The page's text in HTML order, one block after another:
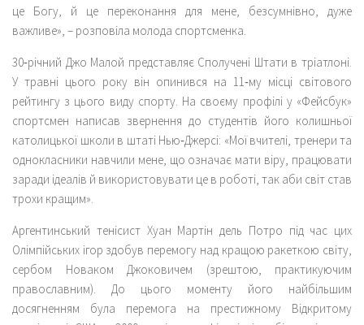
це Богу, й це переконання для мене, безсумнівно, дуже
важливе», – розповіла молода спортсменка.
30‑річний Джо Малой представляє Сполучені Штати в тріатлоні.
У травні цього року він опинився на 11‑му місці світового
рейтингу з цього виду спорту. На своєму профілі у «Фейсбук»
спортсмен написав звернення до студентів його колишньої
католицької школи в штаті Нью‑Джерсі: «Мої вчителі, тренери та
однокласники навчили мене, що означає мати віру, працювати
заради ідеалів й використовувати це в роботі, так аби світ став
трохи кращим».
Аргентинський тенісист Хуан Мартін дель Потро під час цих
Олімпійських ігор здобув перемогу над кращою ракеткою світу,
сербом Новаком Джоковичем (зрештою, практикуючим
православним). До цього моменту його найбільшим
досягненням була перемога на престижному Відкритому